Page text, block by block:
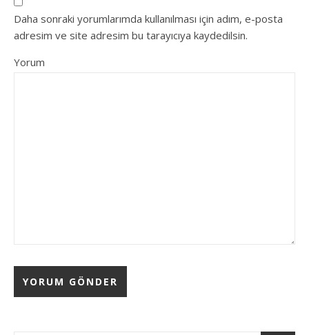
Daha sonraki yorumlarımda kullanılması için adım, e-posta
adresim ve site adresim bu tarayıcıya kaydedilsin.
Yorum